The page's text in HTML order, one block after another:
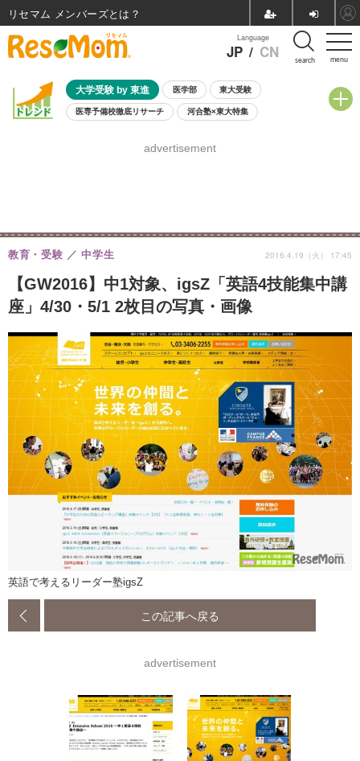
menu
Language
JP / CN search
大学受験 by 東進 医学部 東大受験
医専予備校徹底リサーチ 河合塾×東大特集
8月開催学校説明会・相談会
advertisement
【GW2016】中1対象、igsZ「英語4技能集中講
座」4/30・5/1 2枚目の写真・画像
教育・受験 中学生 2016.4.19（火） 17:45
英語で考えるリーダー塾igsZ
この記事へ戻る
advertisement
リセマム メンバーズ